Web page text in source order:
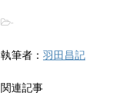
-
執筆者： 羽田昌記
関連記事